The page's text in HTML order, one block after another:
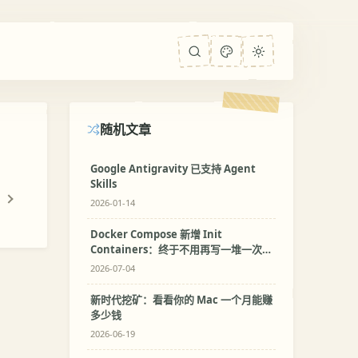
随机文章
Google Antigravity 已支持 Agent
Skills
2026-01-14
Docker Compose 新增 Init
Containers：终于不用再写一堆一次性
初始化服务了
2026-07-04
新时代挖矿：看看你的 Mac 一个月能赚
多少钱
2026-06-19